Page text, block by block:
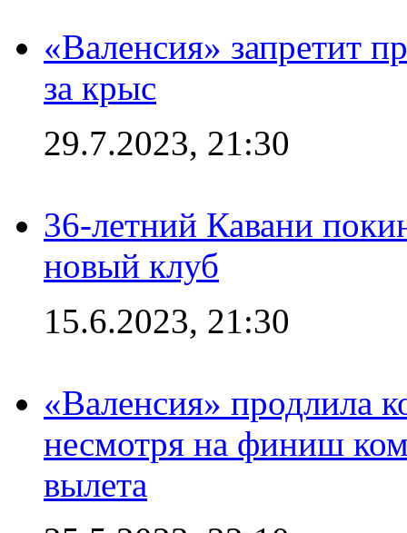
«Валенсия» запретит
за крыс
29.7.2023, 21:30
36-летний Кавани
новый клуб
15.6.2023, 21:30
«Валенсия» продлила
несмотря на финиш
вылета